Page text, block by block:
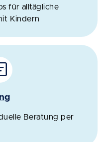
für alltägliche
Kindern
Beratung per